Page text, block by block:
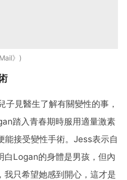
》
子見醫生了解有關變性的事，
踏入青春期時服用適量激素
能接受變性手術。Jess表示自
白Logan的身體是男孩，但內
我只希望她感到開心，這才是